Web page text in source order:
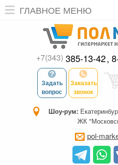
ГЛАВНОЕ МЕНЮ
+7(343) 385-13-42
Задать
вопрос
Заказать
звонок
Шоу-рум:
ЖК
pol-